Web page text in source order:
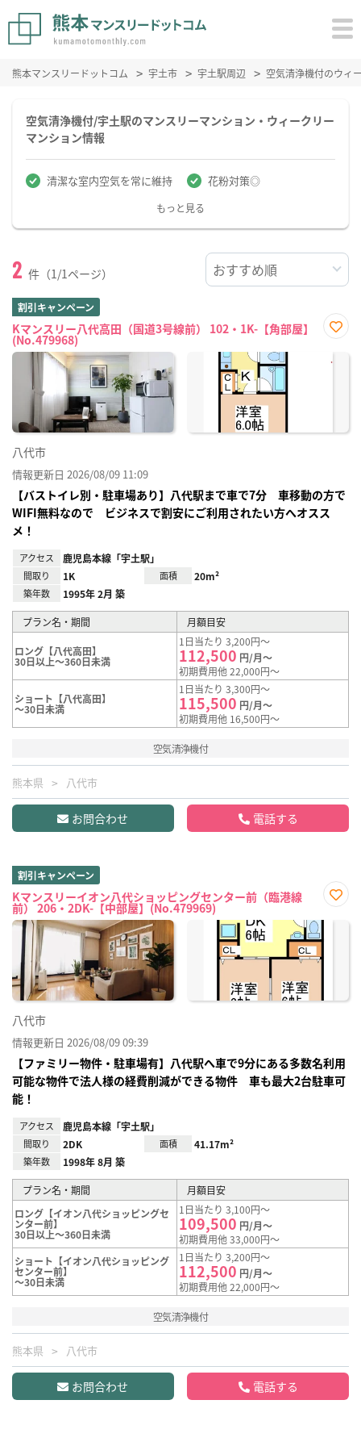
熊本マンスリードットコム 宇土市 宇土駅周辺 空気清浄機付のウィ
空気清浄機付/宇土駅のマンスリーマンション・ウィークリー
マンション情報
清潔な室内空気を常に維持 花粉対策◎
もっと見る
2 件（1/1ページ）
割引キャンペーン
Kマンスリー八代高田（国道3号線前） 102・1K-【角部屋】
(No.479968)
に入
り登
八代市
情報更新日 2026/08/09 11:09
【バストイレ別・駐車場あり】八代駅まで車で7分 車移動の方で
WIFI無料なので ビジネスで割安にご利用されたい方へオスス
メ！
アクセス 鹿児島本線「宇土駅」
間取り 1K 面積 20m²
築年数 1995年 2月 築
プラン名・期間 月額目安
ロング【八代高田】
30日以上～360日未満
1日当たり 3,200円～
112,500 円/月～
初期費用他 22,000円～
ショート【八代高田】
～30日未満
1日当たり 3,300円～
115,500 円/月～
初期費用他 16,500円～
空気清浄機付
熊本県 八代市
お問合わせ 電話する
割引キャンペーン
Kマンスリーイオン八代ショッピングセンター前（臨港線
前） 206・2DK-【中部屋】(No.479969)
に入
八代市
情報更新日 2026/08/09 09:39
【ファミリー物件・駐車場有】八代駅へ車で9分にある多数名利用
可能な物件で法人様の経費削減ができる物件 車も最大2台駐車可
能！
アクセス 鹿児島本線「宇土駅」
間取り 2DK 面積 41.17m²
築年数 1998年 8月 築
プラン名・期間
月額目安
ロング【イオン八代ショッピングセ
ンター前】
30日以上～360日未満
1日当たり 3,100円～
109,500 円/月～
初期費用他 33,000円～
ショート【イオン八代ショッピング
センター前】
～30日未満
1日当たり 3,200円～
112,500 円/月～
初期費用他 22,000円～
空気清浄機付
熊本県 八代市
お問合わせ 電話する